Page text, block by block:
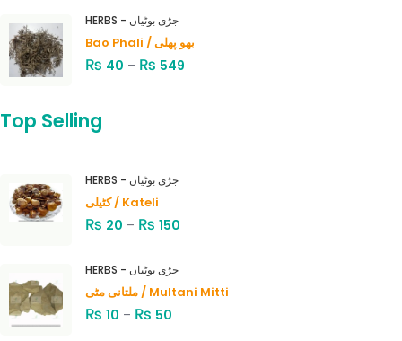
HERBS - جڑی بوٹیاں
Bao Phali / بھو پھلی
₨ 40 – ₨ 549
Top Selling
HERBS - جڑی بوٹیاں
کٹیلی / Kateli
₨ 20 – ₨ 150
HERBS - جڑی بوٹیاں
ملتانی مٹی / Multani Mitti
₨ 10 – ₨ 50